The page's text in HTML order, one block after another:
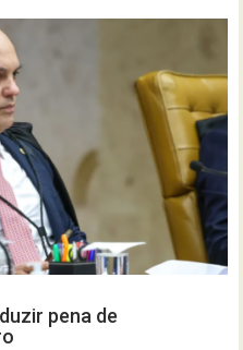
pena de